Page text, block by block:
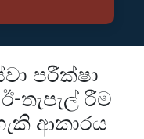
පරීක්ෂා
තැපැල් රීම
ආකාරය